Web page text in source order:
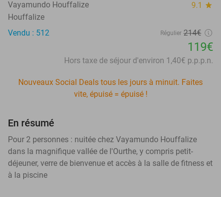
Vayamundo Houffalize 9.1 star
Houffalize
Vendu : 512
Régulier 214€
119€
Hors taxe de séjour d'environ 1,40€ p.p.p.n.
Nouveaux Social Deals tous les jours à minuit. Faites
vite, épuisé = épuisé !
En résumé
Pour 2 personnes : nuitée chez Vayamundo Houffalize
dans la magnifique vallée de l'Ourthe, y compris petit-
déjeuner, verre de bienvenue et accès à la salle de fitness et
à la piscine